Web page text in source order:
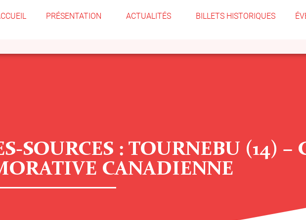
PRÉSENTATION ACTUALITÉS BILLETS HISTORIQUES
SOURCES : TOURNEBU (14) –
CANADIENNE